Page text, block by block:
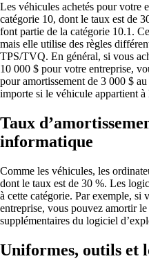
Les véhicules achetés pour votre
catégorie 10, dont le taux est de
font partie de la catégorie 10.1.
mais elle utilise des règles
TPS/TVQ. En général, si vous
10 000 $ pour votre entreprise,
pour amortissement de 3 000 $
importe si le véhicule appartient
Taux
informatique
Comme les véhicules, les
dont le taux est de 30 %. Les
à cette catégorie. Par exemple, si
entreprise, vous pouvez amortir
supplémentaires du logiciel
Uniformes, outils et